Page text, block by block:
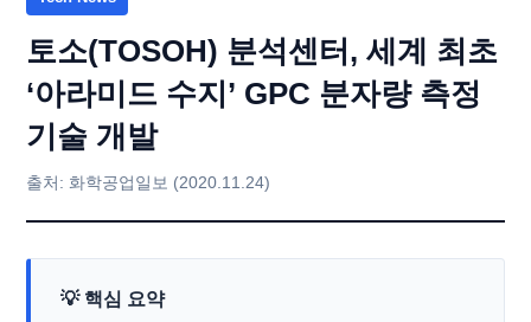
토소(TOSOH) 분석센터, 세계 최초
‘아라미드 수지’ GPC 분자량 측정
기술 개발
출처: 화학공업일보 (2020.11.24)
💡 핵심 요약